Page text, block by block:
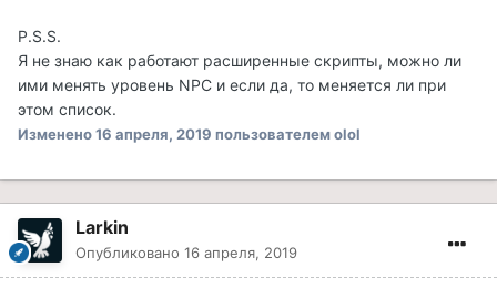
P.S.S.
Я не знаю как работают расширенные скрипты, можно ли
ими менять уровень NPC и если да, то меняется ли при
этом список.
Изменено16 апреля, 2019 пользователем olol
Larkin
Опубликовано 16 апреля, 2019